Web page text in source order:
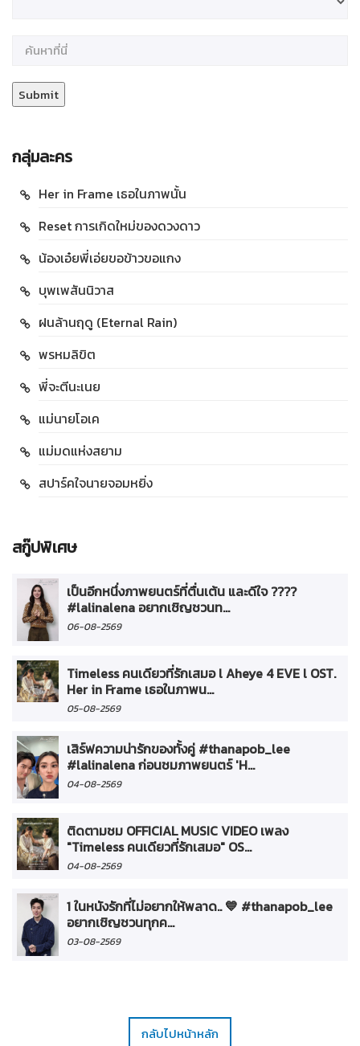
กลุ่มละคร
Her in Frame เธอในภาพนั้น
Reset การเกิดใหม่ของดวงดาว
น้องเอ๋ยพี่เอ่ยขอข้าวขอแกง
บุพเพสันนิวาส
ฝนล้านฤดู (Eternal Rain)
พรหมลิขิต
พี่จะตีนะเนย
แม่นายโอเค
แม่มดแห่งสยาม
สปาร์คใจนายจอมหยิ่ง
สกู๊ปพิเศษ
เป็นอีกหนึ่งภาพยนตร์ที่ตื่นเต้น และดีใจ ????
#lalinalena อยากเชิญชวนท...
06-08-2569
Timeless คนเดียวที่รักเสมอ l Aheye 4 EVE l OST.
Her in Frame เธอในภาพน...
05-08-2569
เสิร์ฟความน่ารักของทั้งคู่ #thanapob_lee
#lalinalena ก่อนชมภาพยนตร์ 'H...
04-08-2569
ติดตามชม OFFICIAL MUSIC VIDEO เพลง
"Timeless คนเดียวที่รักเสมอ" OS...
04-08-2569
1 ในหนังรักที่ไม่อยากให้พลาด.. 💙 #thanapob_lee
อยากเชิญชวนทุกค...
03-08-2569
กลับไปหน้าหลัก